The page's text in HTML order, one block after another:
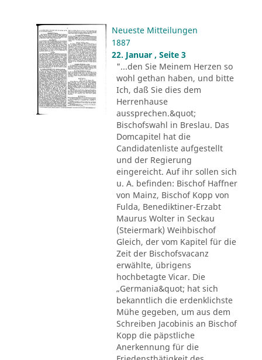
Neueste Mitteilungen
1887
22. Januar , Seite 3
"...den Sie Meinem Herzen so
wohl gethan haben, und bitte
Ich, daß Sie dies dem
Herrenhause
aussprechen.&quot;
Bischofswahl in Breslau. Das
Domcapitel hat die
Candidatenliste aufgestellt
und der Regierung
eingereicht. Auf ihr sollen sich
u. A. befinden: Bischof Haffner
von Mainz, Bischof Kopp von
Fulda, Benediktiner-Erzabt
Maurus Wolter in Seckau
(Steiermark) Weihbischof
Gleich, der vom Kapitel für die
Zeit der Bischofsvacanz
erwählte, übrigens
hochbetagte Vicar. Die
„Germania&quot; hat sich
bekanntlich die erdenklichste
Mühe gegeben, um aus dem
Schreiben Jacobinis an Bischof
Kopp die päpstliche
Anerkennung für die